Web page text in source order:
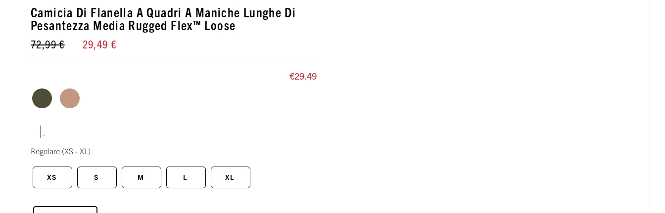
Camicia Di Flanella A Quadri A Maniche Lunghe Di
Pesantezza Media Rugged Flex™ Loose
72,99 € 29,49 €
€29.49
|
Regolare (XS - XL)
XS S M L XL